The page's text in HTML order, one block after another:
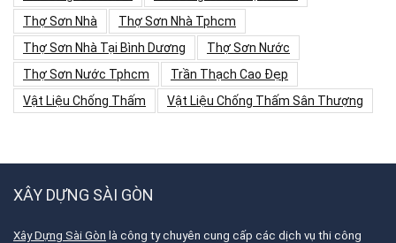
Thợ Sơn Nhà
Thợ Sơn Nhà Tphcm
Thợ Sơn Nhà Tại Bình Dương
Thợ Sơn Nước
Thợ Sơn Nước Tphcm
Trần Thạch Cao Đẹp
Vật Liệu Chống Thấm
Vật Liệu Chống Thấm Sân Thượng
XÂY DỰNG SÀI GÒN
Xây Dựng Sài Gòn là công ty chuyên cung cấp các dịch vụ thi công